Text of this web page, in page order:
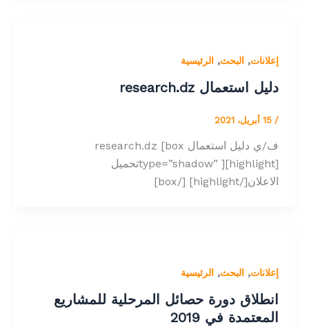
إعلانات, البحث, الرئيسية
دليل استعمال research.dz
/ 15 أبريل، 2021
ف/ي دليل استعمال research.dz [box
type=”shadow” ][highlight]تحميل
الاعلان[/highlight] [/box]
إعلانات, البحث, الرئيسية
انطلاق دورة حصائل المرحلية للمشاريع
المعتمدة في 2019